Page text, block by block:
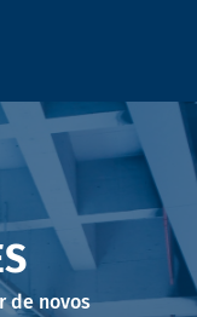
de novos